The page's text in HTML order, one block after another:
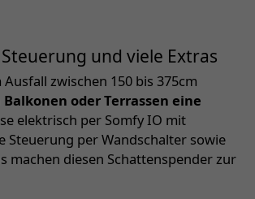
und viele Extras
zwischen 150 bis 375cm
oder Terrassen eine
elektrisch per Somfy IO mit
Steuerung per Wandschalter sowie
machen diesen Schattenspender zur